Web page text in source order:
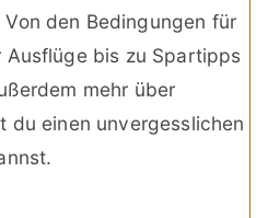
den Bedingungen für
Ausflüge bis zu Spartipps
mehr über
du einen unvergesslichen